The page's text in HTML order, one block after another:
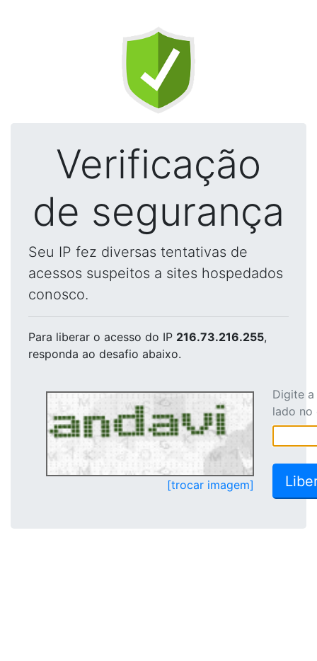
Verificação
de segurança
Seu IP fez diversas tentativas de
acessos suspeitos a sites hospedados
conosco.
Para liberar o acesso do IP 216.73.216.255,
responda ao desafio abaixo.
[trocar imagem]
Digite
lado no